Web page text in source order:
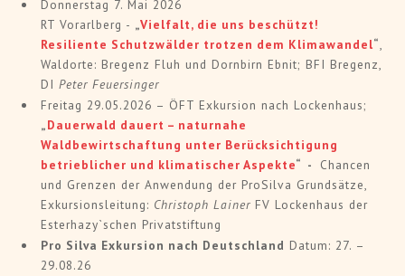
Donnerstag 7. Mai 2026
RT Vorarlberg - „Vielfalt, die uns beschützt!
Resiliente Schutzwälder trotzen dem Klimawandel“,
Waldorte: Bregenz Fluh und Dornbirn Ebnit; BFI Bregenz,
DI Peter Feuersinger
Freitag 29.05.2026 – ÖFT Exkursion nach Lockenhaus;
„Dauerwald dauert – naturnahe
Waldbewirtschaftung unter Berücksichtigung
betrieblicher und klimatischer Aspekte“ -
Chancen
und Grenzen der Anwendung der ProSilva Grundsätze,
Exkursionsleitung: Christoph Lainer FV Lockenhaus der
Esterhazy`schen Privatstiftung
Pro Silva Exkursion nach Deutschland Datum: 27. –
29.08.26